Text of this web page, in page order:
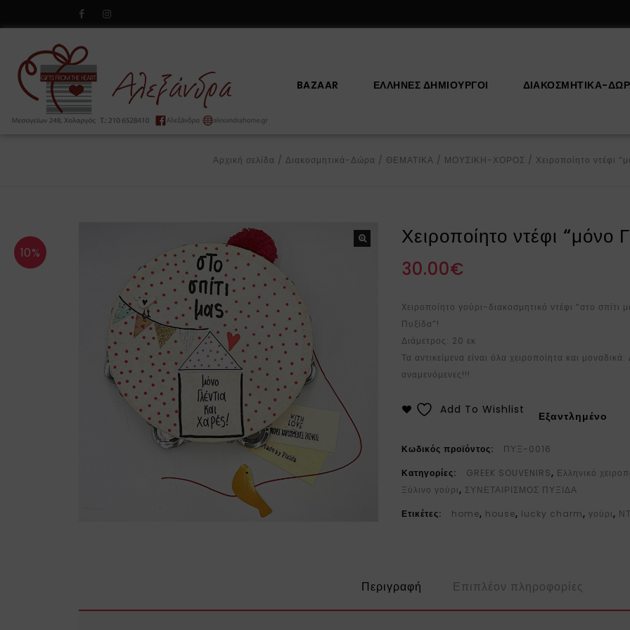
BAZAAR ΕΛΛΗΝΕΣ ΔΗΜΙΟΥΡΓΟΙ ΔΙΑΚΟΣΜΗΤΙΚΆ-
Αρχική σελίδα / Διακοσμητικά-Δώρα / ΘΕΜΑΤΙΚΑ / ΜΟΥΣΙΚΗ-ΧΟΡΟΣ / Χειροποίητο ντέφι
10%
Χειροποίητο ντέφι “μόνο
30.00€
Xειροποίητο γούρι-διακοσμητικό ντέφι “στο
Πυξίδα”!
Διάμετρος: 20 εκ
Τα αντικείμενα είναι όλα χειροποίητα και
αναμενόμενες!!!
Εξαντλημένο
Add To Wishlist
Κωδικός προϊόντος:
ΠΥΞ-0016
Κατηγορίες:
GREEK SOUVENIRS, Ελληνικό
Ξύλινο γούρι, ΣΥΝΕΤΑΙΡΙΣΜΟΣ ΠΥΞΙΔΑ
Ετικέτες:
home, house, lucky charm,γούρι,
Περιγραφή Επιπλέον πληροφορίες